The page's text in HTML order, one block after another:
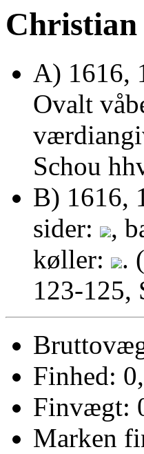
Christian
A) 1616,
Ovalt
Schou
B) 1616,
sider:
,
køller:
.
123-125,
Finhed:
Finvægt:
Marken